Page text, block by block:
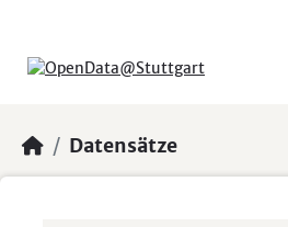
Datensätze